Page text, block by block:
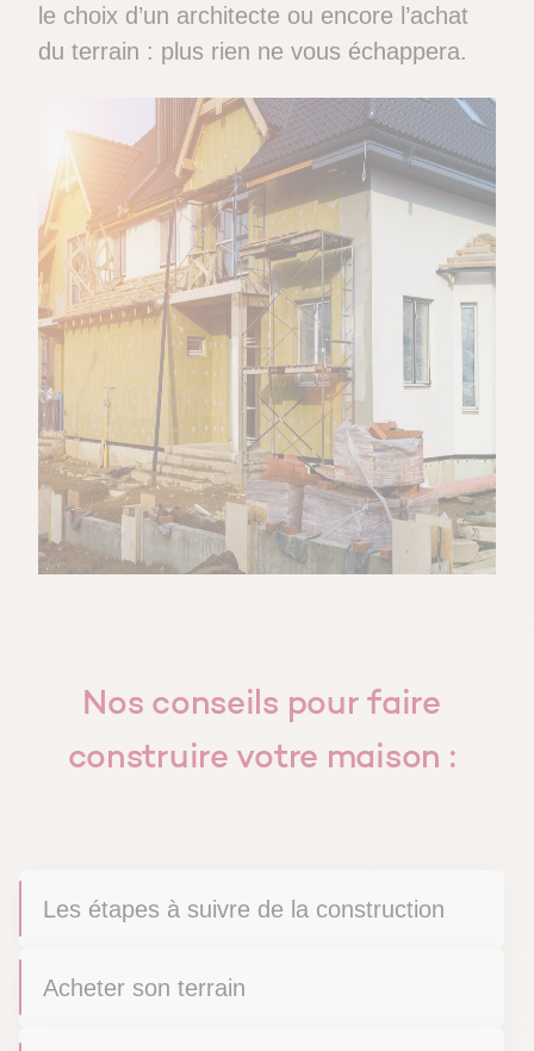
le choix d’un architecte ou encore l’achat
du terrain : plus rien ne vous échappera.
Nos conseils pour faire
construire votre maison :
Les étapes à suivre de la construction
Acheter son terrain